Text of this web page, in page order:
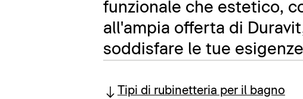
funzionale che estetico,
all'ampia offerta di
soddisfare le tue
Tipi di rubinetteria per il bagno